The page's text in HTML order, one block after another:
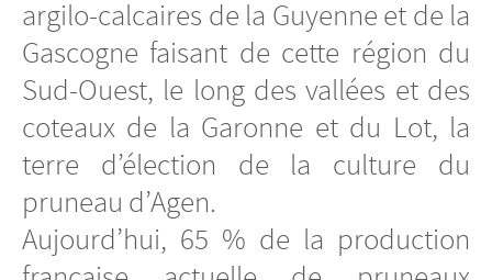
argilo-calcaires de la Guyenne et de la
Gascogne faisant de cette région du
Sud-Ouest, le long des vallées et des
coteaux de la Garonne et du Lot, la
terre d’élection de la culture du
pruneau d’Agen.
Aujourd’hui, 65 % de la production